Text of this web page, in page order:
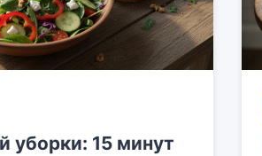
уборки: 15 минут